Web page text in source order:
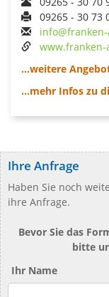
09265 - 30 73
www.franken-
...weitere
...mehr Infos zu
Ihre Anfrage
Haben Sie noch
ihre Anfrage.
Bevor Sie das
bitte
Ihr Name